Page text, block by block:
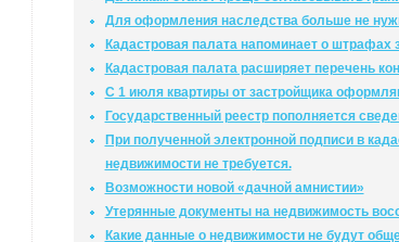
Для оформления наследства больше не
Кадастровая палата напоминает о штрафах
Кадастровая палата расширяет перечень
С 1 июля квартиры от застройщика
Государственный реестр пополняется
При полученной электронной подписи в
недвижимости не требуется.
Возможности новой «дачной амнистии»
Утерянные документы на недвижимость
Какие данные о недвижимости не будут